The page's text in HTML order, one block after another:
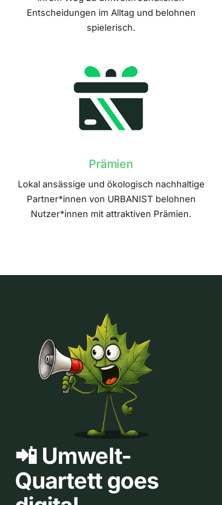
Entscheidungen im Alltag und belohnen
spielerisch.
Prämien
Lokal ansässige und ökologisch nachhaltige
Partner*innen von URBANIST belohnen
Nutzer*innen mit attraktiven Prämien.
📲 Umwelt-
Quartett goes